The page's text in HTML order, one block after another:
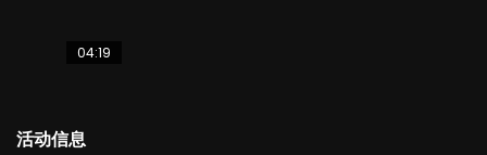
04:19
活动信息